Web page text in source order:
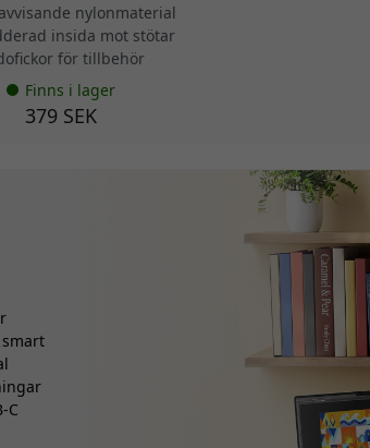
nylonmaterial
insida mot stötar
för tillbehör
Finns i lager
379 SEK
C